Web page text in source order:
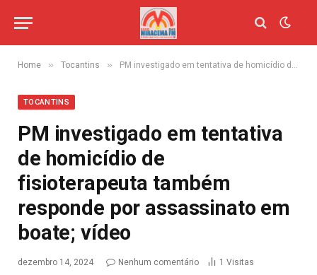
Home » Tocantins » PM investigado em tentativa de homicídio de fisioterapeuta também responde por assassinato em boate; vídeo
TOCANTINS
PM investigado em tentativa
de homicídio de
fisioterapeuta também
responde por assassinato em
boate; vídeo
dezembro 14, 2024 Nenhum comentário 1 Visitas